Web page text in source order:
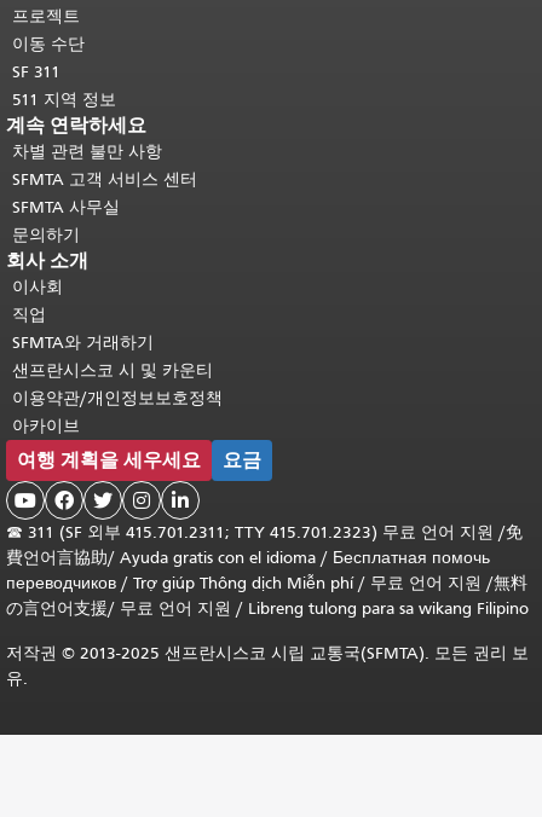
여기를 클릭하십시오
프로젝트
이동 수단
SF 311
511 지역 정보
계속 연락하세요
차별 관련 불만 사항
SFMTA 고객 서비스 센터
SFMTA 사무실
문의하기
회사 소개
이사회
직업
SFMTA와 거래하기
샌프란시스코 시 및 카운티
이용약관/개인정보보호정책
아카이브
여행 계획을 세우세요 요금
    
☎ 311 (SF 외부 415.701.2311; TTY 415.701.2323) 무료 언어 지원 /免
費언어言協助/ Ayuda gratis con el idioma / Бесплатная помочь
переводчиков / Trợ giúp Thông dịch Miễn phí/ 무료 언어 지원 /無料
の言언어支援/ 무료 언어 지원 / Libreng tulong para sa wikang Filipino
저작권 © 2013-2025 샌프란시스코 시립 교통국(SFMTA). 모든 권리 보
유.